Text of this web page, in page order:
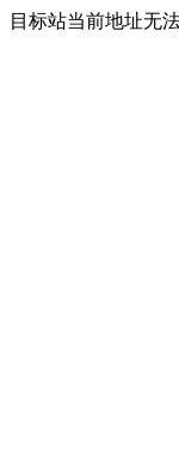
目标站当前地址无